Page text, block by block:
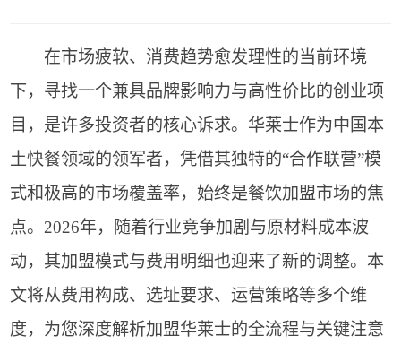
在市场疲软、消费趋势愈发理性的当前环境
下，寻找一个兼具品牌影响力与高性价比的创业项
目，是许多投资者的核心诉求。华莱士作为中国本
土快餐领域的领军者，凭借其独特的“合作联营”模
式和极高的市场覆盖率，始终是餐饮加盟市场的焦
点。2026年，随着行业竞争加剧与原材料成本波
动，其加盟模式与费用明细也迎来了新的调整。本
文将从费用构成、选址要求、运营策略等多个维
度，为您深度解析加盟华莱士的全流程与关键注意